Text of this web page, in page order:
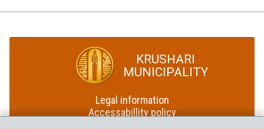
KRUSHARI
MUNICIPALITY
Legal information
Accessabillity policy